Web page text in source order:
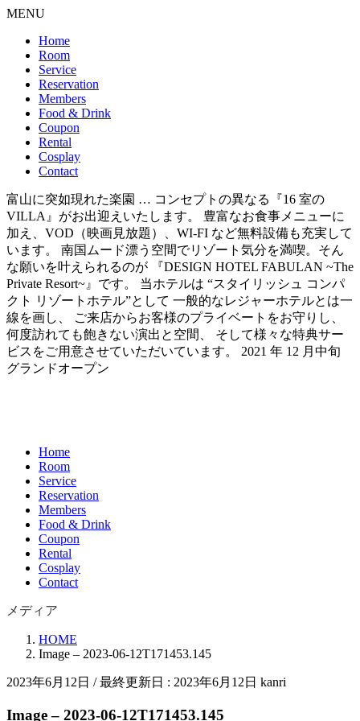
MENU
Home
Room
Service
Reservation
Members
Food & Drink
Coupon
Rental
Cosplay
Contact
富山に突如現れた楽園 … コンセプトの異なる『16 室の
VILLA』がお出迎えいたします。 豊富なお食事メニューに
加え、VOD（映画見放題）、WI-FI など無料設備も充実して
います。 南国ムード漂う空間でリゾート気分を満喫。そん
な願いを叶えられるのが 『DESIGN HOTEL FABULAN ~The
Private Resort~』です。 当ホテルは “スタイリッシュ コンパ
クト リゾートホテル”として 一般的なレジャーホテルとは一
線を画し、 ご来店からお客様のプライベートをお守りし、
何度訪れても飽きない演出と空間、 そして様々な特典サー
ビスをご用意させていただいています。 2021 年 12 月中旬
グランドオープン
Home
Room
Service
Reservation
Members
Food & Drink
Coupon
Rental
Cosplay
Contact
メディア
HOME
Image – 2023-06-12T171453.145
2023年6月12日 / 最終更新日 : 2023年6月12日 kanri
Image – 2023-06-12T171453.145